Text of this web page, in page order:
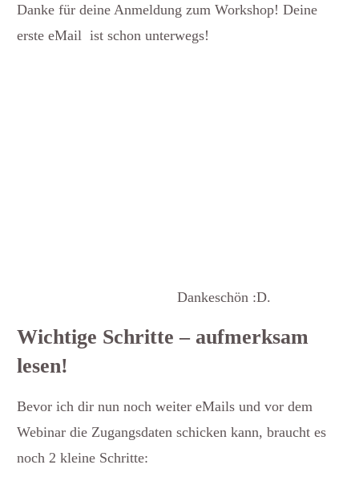
Danke für deine Anmeldung zum Workshop! Deine
erste eMail ist schon unterwegs!
Dankeschön :D.
Wichtige Schritte – aufmerksam
lesen!
Bevor ich dir nun noch weiter eMails und vor dem
Webinar die Zugangsdaten schicken kann, braucht es
noch 2 kleine Schritte: